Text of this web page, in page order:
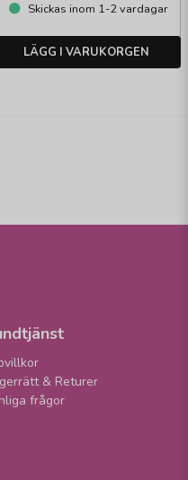
Skickas inom 1-2 vardagar
LÄGG I VARUKORGEN
& Returer
frågor